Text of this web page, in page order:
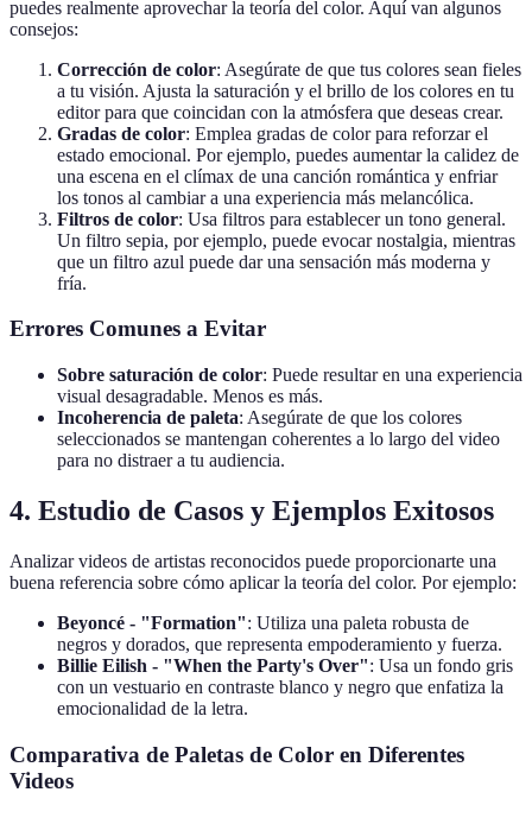
puedes realmente aprovechar la teoría del color. Aquí van algunos
consejos:
Corrección de color: Asegúrate de que tus colores sean fieles
a tu visión. Ajusta la saturación y el brillo de los colores en tu
editor para que coincidan con la atmósfera que deseas crear.
Gradas de color: Emplea gradas de color para reforzar el
estado emocional. Por ejemplo, puedes aumentar la calidez de
una escena en el clímax de una canción romántica y enfriar
los tonos al cambiar a una experiencia más melancólica.
Filtros de color: Usa filtros para establecer un tono general.
Un filtro sepia, por ejemplo, puede evocar nostalgia, mientras
que un filtro azul puede dar una sensación más moderna y
fría.
Errores Comunes a Evitar
Sobre saturación de color: Puede resultar en una experiencia
visual desagradable. Menos es más.
Incoherencia de paleta: Asegúrate de que los colores
seleccionados se mantengan coherentes a lo largo del video
para no distraer a tu audiencia.
4. Estudio de Casos y Ejemplos Exitosos
Analizar videos de artistas reconocidos puede proporcionarte una
buena referencia sobre cómo aplicar la teoría del color. Por ejemplo:
Beyoncé - "Formation": Utiliza una paleta robusta de
negros y dorados, que representa empoderamiento y fuerza.
Billie Eilish - "When the Party's Over": Usa un fondo gris
con un vestuario en contraste blanco y negro que enfatiza la
emocionalidad de la letra.
Comparativa de Paletas de Color en Diferentes
Videos